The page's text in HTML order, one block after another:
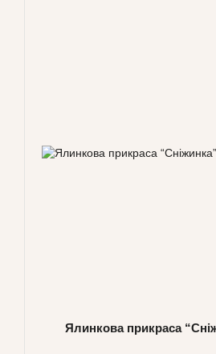
Ялинкова прикраса